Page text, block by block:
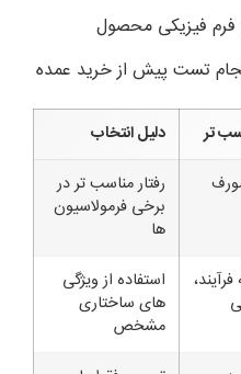
فیزیکی محصول
تست پیش از خرید عمده
تر
دلیل انتخاب
رفتار مناسب تر در
برخی فرمولاسیون
ها
استفاده از ویژگی
های ساختاری
مشخص